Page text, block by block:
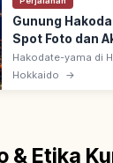
Gunung
Spot Foto dan
Hakodate-yama di
malam ikonik—3
Hokkaido →
& Etika